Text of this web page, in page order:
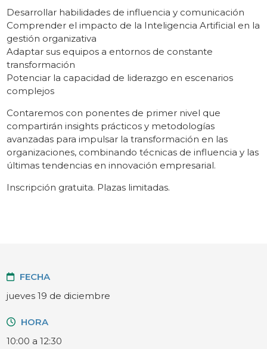
Desarrollar habilidades de influencia y comunicación
Comprender el impacto de la Inteligencia Artificial en la
gestión organizativa
Adaptar sus equipos a entornos de constante
transformación
Potenciar la capacidad de liderazgo en escenarios
complejos
Contaremos con ponentes de primer nivel que
compartirán insights prácticos y metodologías
avanzadas para impulsar la transformación en las
organizaciones, combinando técnicas de influencia y las
últimas tendencias en innovación empresarial.
Inscripción gratuita. Plazas limitadas.
FECHA
jueves 19 de diciembre
HORA
10:00 a 12:30